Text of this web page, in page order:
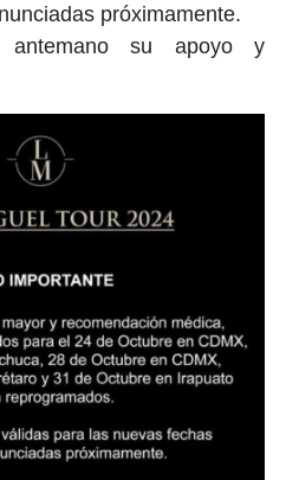
próximamente.
antemano su apoyo y